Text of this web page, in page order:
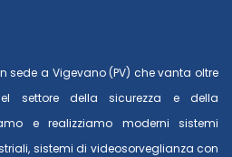
sede a Vigevano (PV) che vanta oltre
settore della sicurezza e della
e realizziamo moderni sistemi
sistemi di videosorveglianza con